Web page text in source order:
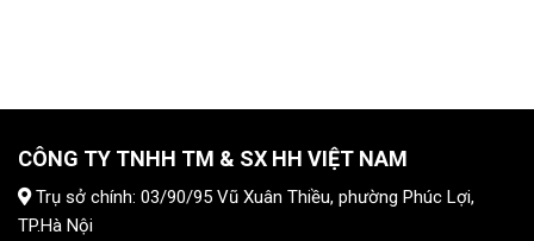
CÔNG TY TNHH TM & SX HH VIỆT NAM
Trụ sở chính: 03/90/95 Vũ Xuân Thiều, phường Phúc Lợi,
TP.Hà Nội